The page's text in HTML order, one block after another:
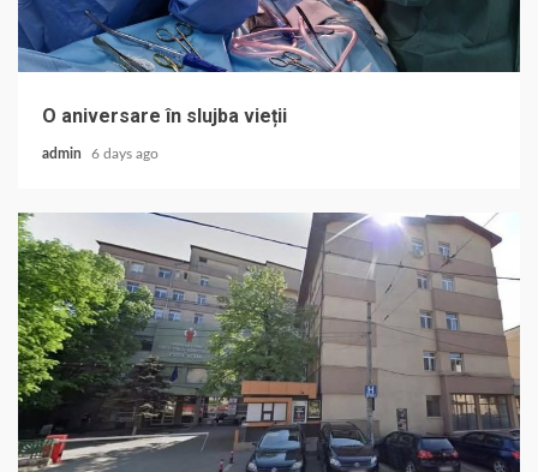
O aniversare în slujba vieții
admin 6 days ago